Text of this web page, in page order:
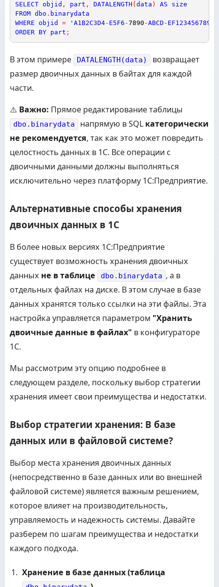
SELECT objid , part , DATALENGTH ( data ) AS
size
FROM dbo . binarydata
WHERE
objid = ' A1B2C3D4- E5F6 -7890 -ABCD - EF1234567890
ORDER BY part ;
В этом примере DATALENGTH(data)
возвращает
размер двоичных данных в байтах для каждой
части.
⚠️ Важно: Прямое редактирование таблицы
dbo.binarydata напрямую в SQL категорически
не рекомендуется, так как это может повредить
целостность данных в 1С. Все операции с
двоичными данными должны выполняться
исключительно через платформу 1С:Предприятие.
Альтернативные способы хранения
двоичных данных в 1С
В более новых версиях 1С:Предприятие
существует возможность хранения двоичных
данных не в таблице dbo.binarydata , а в
отдельных файлах на диске. В этом случае в базе
данных хранятся только ссылки на эти файлы. Эта
настройка управляется параметром "Хранить
двоичные данные в файлах" в конфигураторе
1С.
Мы рассмотрим эту опцию подробнее в
следующем разделе, поскольку выбор стратегии
хранения имеет свои преимущества и недостатки.
Выбор стратегии хранения: В базе
данных или в файловой системе?
Выбор места хранения двоичных данных
(непосредственно в базе данных или во внешней
файловой системе) является важным решением,
которое влияет на производительность,
управляемость и надежность системы. Давайте
разберем по шагам преимущества и недостатки
каждого подхода.
Хранение в базе данных (таблица